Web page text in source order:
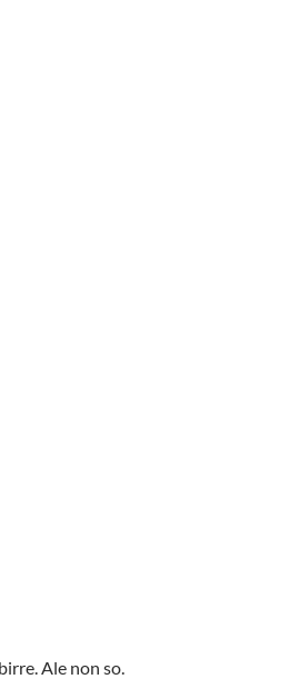
Ale non so.